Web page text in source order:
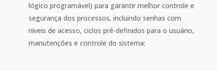
lógico programável) para garantir melhor controle e
segurança dos processos, incluindo senhas com
níveis de acesso, ciclos pré-definidos para o usuário,
manutenções e controle do sistema;